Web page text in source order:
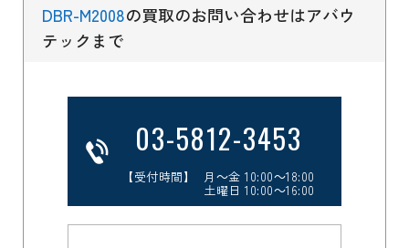
DBR-M2008の買取のお問い合わせはアバウ
テックまで
03-5812-3453
【受付時間】 月～金 10:00～18:00
土曜日 10:00～16:00